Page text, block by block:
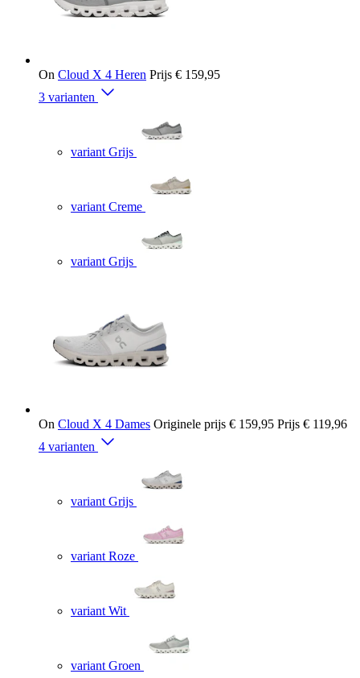
On Cloud X 4 Heren Prijs € 159,95
3 varianten
variant Grijs
variant Creme
variant Grijs
On Cloud X 4 Dames Originele prijs € 159,95 Prijs € 119,96
4 varianten
variant Grijs
variant Roze
variant Wit
variant Groen